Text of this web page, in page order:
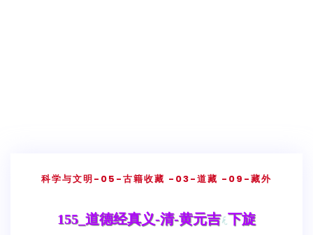
科学与文明-05-古籍收藏 -03-道藏 -09-藏外
155_道德经真义-清-黄元吉 下旋